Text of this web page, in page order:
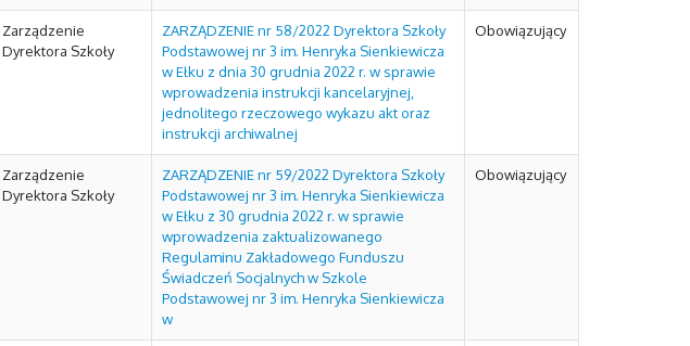
Zarządzenie
Dyrektora Szkoły
ZARZĄDZENIE nr 58/2022 Dyrektora Szkoły
Podstawowej nr 3 im. Henryka Sienkiewicza
w Ełku z dnia 30 grudnia 2022 r. w sprawie
wprowadzenia instrukcji kancelaryjnej,
jednolitego rzeczowego wykazu akt oraz
instrukcji archiwalnej
Obowiązujący
Zarządzenie
Dyrektora Szkoły
ZARZĄDZENIE nr 59/2022 Dyrektora Szkoły
Podstawowej nr 3 im. Henryka Sienkiewicza
w Ełku z 30 grudnia 2022 r. w sprawie
wprowadzenia zaktualizowanego
Regulaminu Zakładowego Funduszu
Świadczeń Socjalnych w Szkole
Podstawowej nr 3 im. Henryka Sienkiewicza
w
Obowiązujący